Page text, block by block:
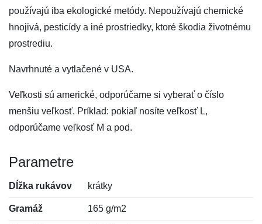
používajú iba ekologické metódy. Nepoužívajú chemické
hnojivá, pesticídy a iné prostriedky, ktoré škodia životnému
prostrediu.
Navrhnuté a vytlačené v USA.
Veľkosti sú americké, odporúčame si vyberať o číslo
menšiu veľkosť. Príklad: pokiaľ nosíte veľkosť L,
odporúčame veľkosť M a pod.
Parametre
Dĺžka rukávov krátky
Gramáž 165 g/m2